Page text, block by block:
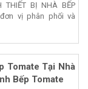
THIẾT BỊ NHÀ BẾP
vị phân phối và
Tomate Tại Nhà
Bếp Tomate